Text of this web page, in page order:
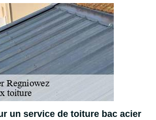
un service de toiture bac acier